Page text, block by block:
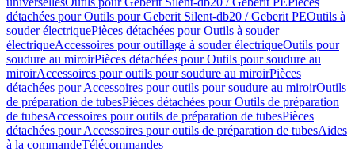
détachées pour Outils pour Geberit Silent-db20 / Geberit PEOutils à
souder électriquePièces détachées pour Outils à souder
électriqueAccessoires pour outillage à souder électriqueOutils pour
soudure au miroirPièces détachées pour Outils pour soudure au
miroirAccessoires pour outils pour soudure au miroirPièces
détachées pour Accessoires pour outils pour soudure au miroirOutils
de préparation de tubesPièces détachées pour Outils de préparation
de tubesAccessoires pour outils de préparation de tubesPièces
détachées pour Accessoires pour outils de préparation de tubesAides
à la commandeTélécommandes